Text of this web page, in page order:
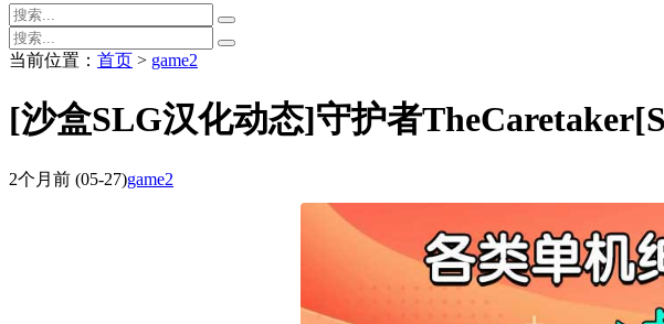
当前位置： 首页 > game2
[沙盒SLG汉化动态]守护者
2个月前 (05-27)game2